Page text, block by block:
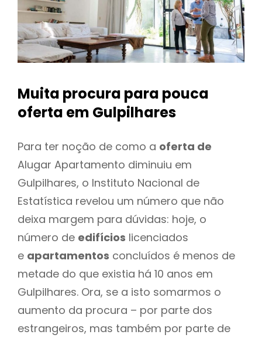
Muita procura para pouca
oferta em Gulpilhares
Para ter noção de como a oferta de
Alugar Apartamento diminuiu em
Gulpilhares, o Instituto Nacional de
Estatística revelou um número que não
deixa margem para dúvidas: hoje, o
número de edifícios licenciados
e apartamentos concluídos é menos de
metade do que existia há 10 anos em
Gulpilhares. Ora, se a isto somarmos o
aumento da procura – por parte dos
estrangeiros, mas também por parte de